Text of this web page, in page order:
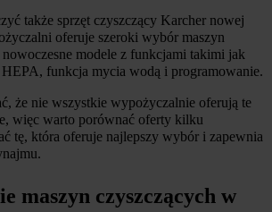
także sprzęt czyszczący Karcher nowej
oferuje szeroki wybór maszyn
modele z funkcjami takimi jak
funkcja mycia wodą i programowanie.
że nie wszystkie wypożyczalnie oferują te
więc warto porównać oferty kilku
tę, która oferuje najlepszy wybór i zapewnia
maszyn czyszczących w